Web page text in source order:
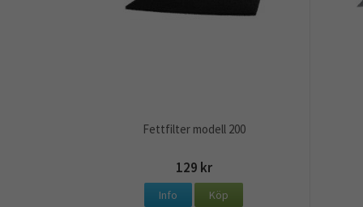
Fettfilter modell 200
129 kr
Info Köp